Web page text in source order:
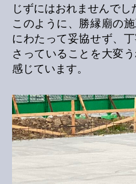
じずにはおれませんでし
このように、勝縁廟の
にわたって妥協せず、
さっていることを大変
感じています。